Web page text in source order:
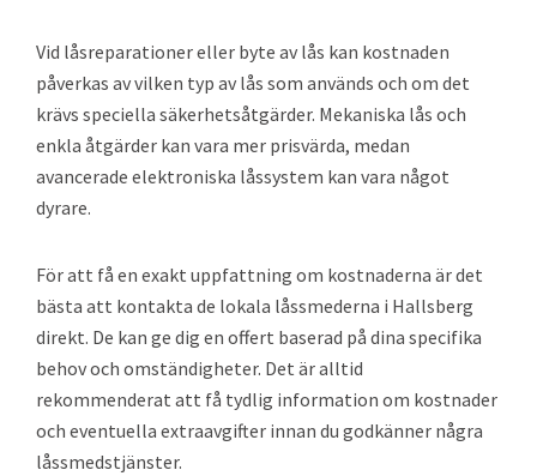
Vid låsreparationer eller byte av lås kan kostnaden
påverkas av vilken typ av lås som används och om det
krävs speciella säkerhetsåtgärder. Mekaniska lås och
enkla åtgärder kan vara mer prisvärda, medan
avancerade elektroniska låssystem kan vara något
dyrare.
För att få en exakt uppfattning om kostnaderna är det
bästa att kontakta de lokala låssmederna i Hallsberg
direkt. De kan ge dig en offert baserad på dina specifika
behov och omständigheter. Det är alltid
rekommenderat att få tydlig information om kostnader
och eventuella extraavgifter innan du godkänner några
låssmedstjänster.